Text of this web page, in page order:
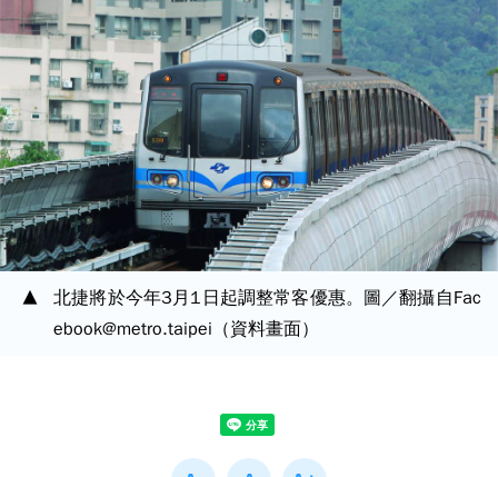
北捷將於今年3月1日起調整常客優惠。圖／翻攝自Fac
ebook@metro.taipei（資料畫面）